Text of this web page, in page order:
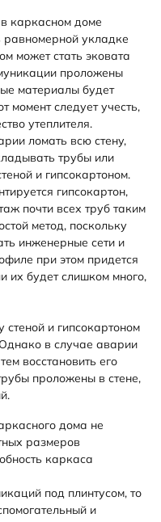
каркасном доме
равномерной укладке
может стать эковата
проложены
материалы будет
момент следует учесть,
утеплителя.
ломать всю стену,
трубы или
и гипсокартоном.
гипсокартон,
почти всех труб таким
метод, поскольку
инженерные сети и
при этом придется
их будет слишком много,
и гипсокартоном
в случае аварии
восстановить его
проложены в стене,
дома не
размеров
каркаса
под плинтусом, то
и